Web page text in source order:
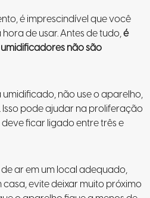
é imprescindível que você
de usar. Antes de tudo,é
não são
não use o aparelho,
pode ajudar na proliferação
ficar ligado entre três e
ar em um local adequado,
evite deixar muito próximo